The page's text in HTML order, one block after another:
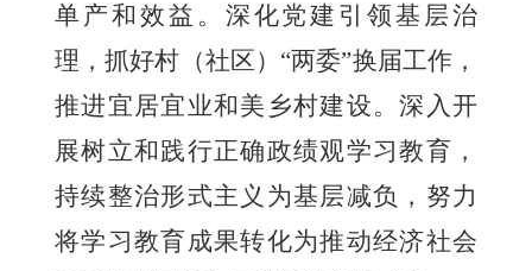
单产和效益。深化党建引领基层治
理，抓好村（社区）“两委”换届工作，
推进宜居宜业和美乡村建设。深入开
展树立和践行正确政绩观学习教育，
持续整治形式主义为基层减负，努力
将学习教育成果转化为推动经济社会